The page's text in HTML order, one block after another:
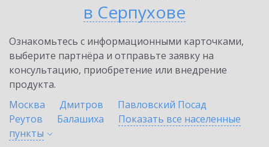
в Серпухове
Ознакомьтесь с информационными карточками,
выберите партнёра и отправьте заявку на
консультацию, приобретение или внедрение
продукта.
Москва
Дмитров
Павловский Посад
Реутов
Балашиха
Показать все населенные
пункты